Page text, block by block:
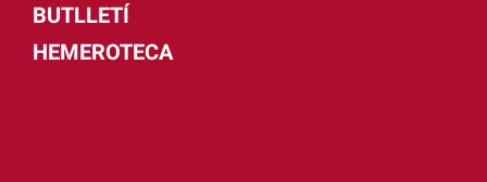
BUTLLETÍ
HEMEROTECA